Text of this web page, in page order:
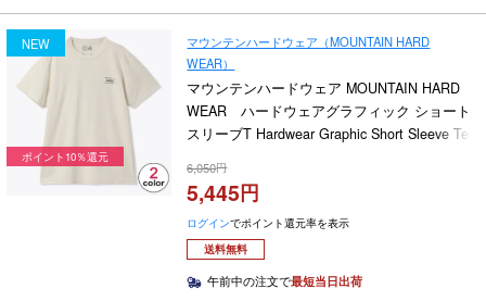
NEW
マウンテンハードウェア（MOUNTAIN HARD
WEAR）
マウンテンハードウェア MOUNTAIN HARD
WEAR ハードウェアグラフィック ショート
スリーブT Hardwear Graphic Short Sleeve Tee
6,050
5,445
ログインでポイント還元率を表示
送料無料
ポイント10％還元
午前中の注文で最短当日出荷